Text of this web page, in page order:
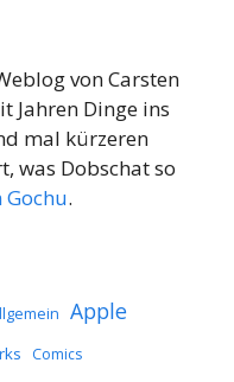
von Carsten
Jahren Dinge ins
mal kürzeren
was Dobschat so
Gochu.
Apple
Comics